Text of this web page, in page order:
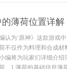
的薄荷位置详解
认为‘原神》这款游戏
不仅作为料理和合成
编将为玩家们详细介
。1.薄荷的基础信息薄